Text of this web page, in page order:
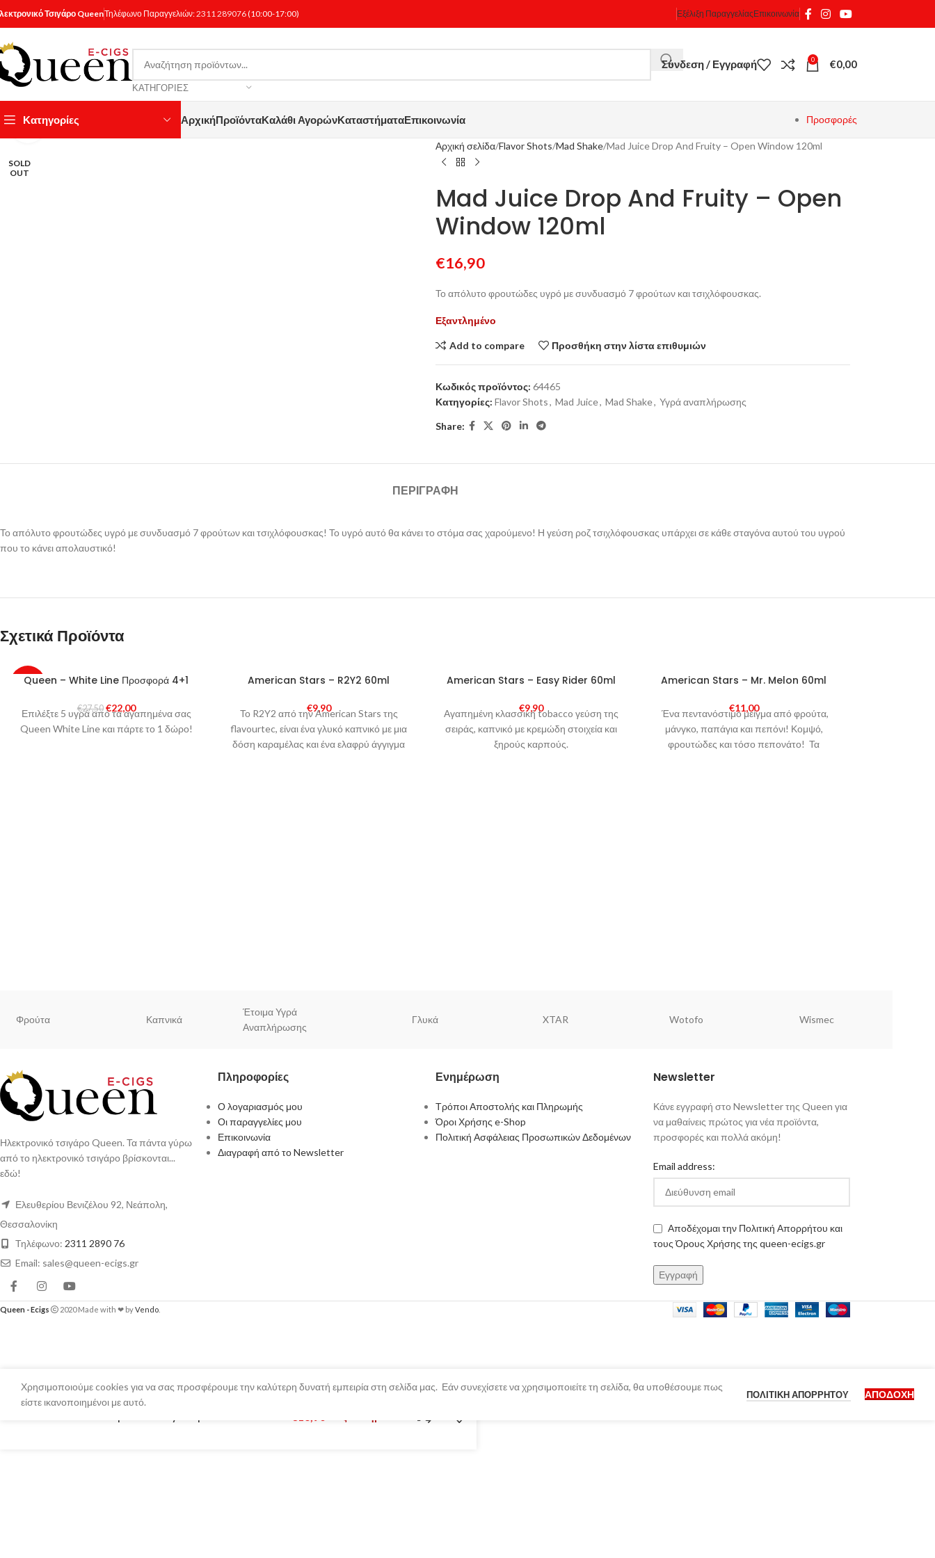
Τσιγάρο QueenΤηλέφωνο Παραγγελιών:2311 289076(10:00-17:00) Εξέλιξη ΠαραγγελίαςΕπικοινωνία
ΚΑΤΗΓΟΡΊΕΣ
Σύνδεση / Εγγραφή 0 €0,00
Κατηγορίες ΑρχικήΠροϊόνταΚαλάθι ΑγορώνΚαταστήματαΕπικοινωνία Προσφορές
SOLD
OUT
Κάντε κλικ για μεγέθυνση
Αρχική σελίδα Flavor Shots Mad Shake Mad Juice Drop And Fruity – Open Window 120ml
Mad Juice Drop And Fruity – Open
Window 120ml
€16,90
Το απόλυτο φρουτώδες υγρό με συνδυασμό 7 φρούτων και τσιχλόφουσκας.
Εξαντλημένο
Add to compare Προσθήκη στην λίστα επιθυμιών
Κωδικός προϊόντος: 64465
Κατηγορίες: Flavor Shots, Mad Juice, Mad Shake, Υγρά αναπλήρωσης
Share:
ΠΕΡΙΓΡΑΦΉ
Το απόλυτο φρουτώδες υγρό με συνδυασμό 7 φρούτων και τσιχλόφουσκας! Το υγρό αυτό θα κάνει το στόμα σας χαρούμενο! Η γεύση ροζ τσιχλόφουσκας υπάρχει σε κάθε σταγόνα αυτού του υγρού
που το κάνει απολαυστικό!
Σχετικά Προϊόντα
-20%
Queen – White Line Προσφορά 4+1
€27,50 €22,00
Επιλέξτε 5 υγρά από τα αγαπημένα σας
Queen White Line και πάρτε το 1 δώρο!
SOLDAmerican Stars – R2Y2 60ml
€9,90
Το R2Y2 από την American Stars της
flavourtec, είναι ένα γλυκό καπνικό με μια
δόση καραμέλας και ένα ελαφρύ άγγιγμα
SOLD
American Stars – Easy Rider 60ml
€9,90
Αγαπημένη κλασσική tobacco γεύση της
σειράς, καπνικό με κρεμώδη στοιχεία και
ξηρούς καρπούς.
SOLD
American Stars – Mr. Melon 60ml
€11,00
Ένα πεντανόστιμο μείγμα από φρούτα,
μάνγκο, παπάγια και πεπόνι! Κομψό,
φρουτώδες και τόσο πεπονάτο! Τα
Φρούτα Καπνικά
Έτοιμα Υγρά
Αναπλήρωσης
Γλυκά XTAR Wotofo Wismec
Ηλεκτρονικό τσιγάρο Queen. Τα πάντα γύρω
από το ηλεκτρονικό τσιγάρο βρίσκονται...
εδώ!
Ελευθερίου Βενιζέλου 92, Νεάπολη,
Θεσσαλονίκη
Τηλέφωνο: 2311 2890 76
Email: sales@queen-ecigs.gr
Πληροφορίες
Ο λογαριασμός μου
Οι παραγγελίες μου
Επικοινωνία
Διαγραφή από το Newsletter
Ενημέρωση
Τρόποι Αποστολής και Πληρωμής
Όροι Χρήσης e-Shop
Πολιτική Ασφάλειας Προσωπικών Δεδομένων
Newsletter
Κάνε εγγραφή στο Newsletter της Queen για
να μαθαίνεις πρώτος για νέα προϊόντα,
προσφορές και πολλά ακόμη!
Email address:
Αποδέχομαι την Πολιτική Απορρήτου και
τους Όρους Χρήσης της queen-ecigs.gr
Queen - Ecigs 2020 Made with ❤ byVendo
Χρησιμοποιούμε cookies για να σας προσφέρουμε την καλύτερη δυνατή εμπειρία στη σελίδα μας. Εάν συνεχίσετε να χρησιμοποιείτε τη σελίδα, θα υποθέσουμε πως
είστε ικανοποιημένοι με αυτό.
ΠΟΛΙΤΙΚΉ ΑΠΟΡΡΉΤΟΥ ΑΠΟΔΟΧΉ